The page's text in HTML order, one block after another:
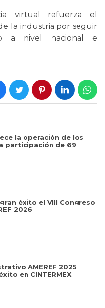
virtual refuerza el
la industria por seguir
a nivel nacional e
la operación de los
participación de 69
éxito el VIII Congreso
2026
AMEREF 2025
en CINTERMEX